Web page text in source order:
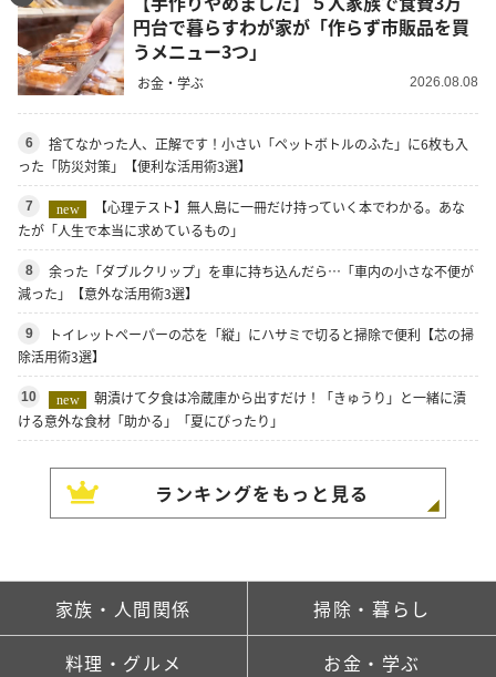
円台で暮らすわが家が「作らず市販品を買
うメニュー3つ」
お金・学ぶ 2026.08.08
6
捨てなかった人、正解です！小さい「ペットボトルのふた」に6枚も入
った「防災対策」【便利な活用術3選】
7 new
【心理テスト】無人島に一冊だけ持っていく本でわかる。あな
たが「人生で本当に求めているもの」
8
余った「ダブルクリップ」を車に持ち込んだら…「車内の小さな不便が
減った」【意外な活用術3選】
9
トイレットペーパーの芯を「縦」にハサミで切ると掃除で便利【芯の掃
除活用術3選】
10 new
朝漬けて夕食は冷蔵庫から出すだけ！「きゅうり」と一緒に漬
ける意外な食材「助かる」「夏にぴったり」
ランキングをもっと見る
家族・人間関係 掃除・暮らし
料理・グルメ お金・学ぶ